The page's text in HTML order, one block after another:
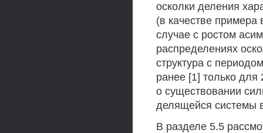
осколки деления
(в качестве
случае с ростом
распределениях
структура с
ранее [1] только
о существовании
делящейся системы
В разделе 5.5